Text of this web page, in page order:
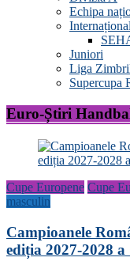
Echipa
Juniori
Liga
Supercupa
Euro-Știri
Cupe Europene Cupe
masculin
Campioanele
ediția 2027-2028